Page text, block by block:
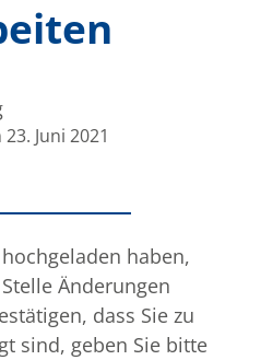
Juni 2021
haben,
Änderungen
dass Sie zu
sind, geben Sie bitte